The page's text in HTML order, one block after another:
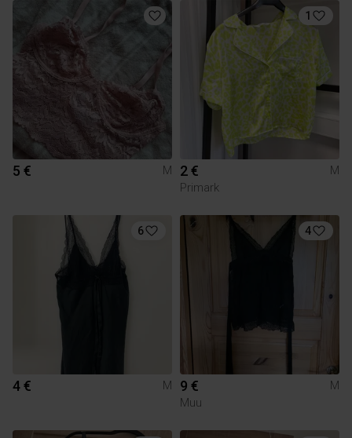
5 € M
1
2 €
M
Primark
6
4 € M
4
9 €
M
Muu